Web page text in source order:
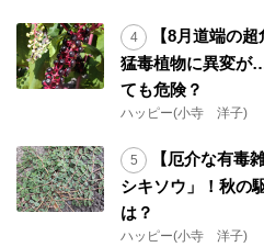
【8月道端の
猛毒植物に異変が
ても危険？
ハッピー(小寺 洋子)
【厄介な有毒
シキソウ」！秋の
は？
ハッピー(小寺 洋子)